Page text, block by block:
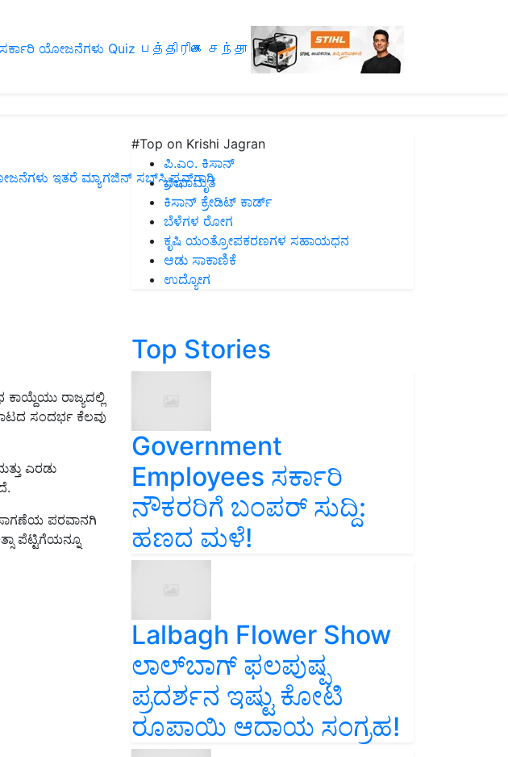
ಸರ್ಕಾರಿ ಯೋಜನೆಗಳು Quiz பத்திரிகை சந்தா
ಇತರೆ ಮ್ಯಾಗಜಿನ್‌ ಸಬ್‌ಸ್ಕ್ರಿಪ್ಷನ್‌ಗಾಗಿ
ರಾಜ್ಯದಲ್ಲಿ
ಸಂದರ್ಭ ಕೆಲವು
ಎರಡು
ಸಾಗಣೆಯ ಪರವಾನಗಿ
ಪೆಟ್ಟಿಗೆಯನ್ನೂ
#Top on Krishi Jagran
ಪಿ.ಎಂ. ಕಿಸಾನ್
ಜೀವಾಮೃತ
ಕಿಸಾನ್ ಕ್ರೇಡಿಟ್ ಕಾರ್ಡ್
ಬೆಳೆಗಳ ರೋಗ
ಕೃಷಿ ಯಂತ್ರೋಪಕರಣಗಳ ಸಹಾಯಧನ
ಆಡು ಸಾಕಾಣಿಕೆ
ಉದ್ಯೋಗ
Top Stories
Government
Employees ಸರ್ಕಾರಿ
ನೌಕರರಿಗೆ ಬಂಪರ್‌ ಸುದ್ದಿ:
ಹಣದ ಮಳೆ!
Lalbagh Flower Show
ಲಾಲ್‌ಬಾಗ್ ಫಲಪುಷ್ಪ
ಪ್ರದರ್ಶನ ಇಷ್ಟು ಕೋಟಿ
ರೂಪಾಯಿ ಆದಾಯ ಸಂಗ್ರಹ!